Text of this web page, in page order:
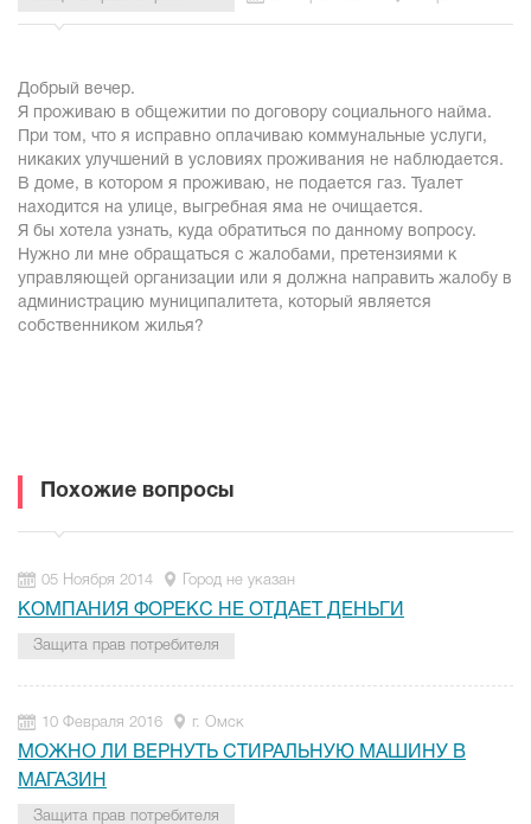
Добрый вечер.
Я проживаю в общежитии по договору социального найма.
При том, что я исправно оплачиваю коммунальные услуги,
никаких улучшений в условиях проживания не наблюдается.
В доме, в котором я проживаю, не подается газ. Туалет
находится на улице, выгребная яма не очищается.
Я бы хотела узнать, куда обратиться по данному вопросу.
Нужно ли мне обращаться с жалобами, претензиями к
управляющей организации или я должна направить жалобу в
администрацию муниципалитета, который является
собственником жилья?
Похожие вопросы
05 Ноября 2014 Город не указан
КОМПАНИЯ ФОРЕКС НЕ ОТДАЕТ ДЕНЬГИ
Защита прав потребителя
10 Февраля 2016 г. Омск
МОЖНО ЛИ ВЕРНУТЬ СТИРАЛЬНУЮ МАШИНУ В
МАГАЗИН
Защита прав потребителя